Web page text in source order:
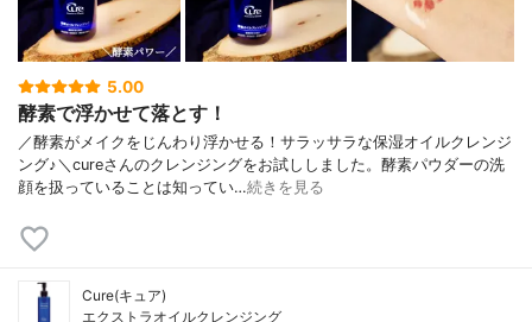
5.00
酵素で浮かせて落とす！
／酵素がメイクをじんわり浮かせる！サラッサラな保湿オイルクレンジ
ング♪＼cureさんのクレンジングをお試ししました。酵素パウダーの洗
顔を扱っていることは知ってい…続きを見る
Cure(キュア)
エクストラオイルクレンジング